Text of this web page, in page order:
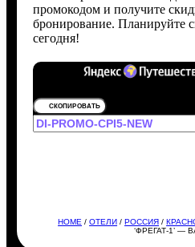
промокодом и получите
бронирование. Планируйте
сегодня!
СКОПИРОВАТЬ
HOME /ОТЕЛИ /РОССИЯ /
‘ФРЕГАТ-1’